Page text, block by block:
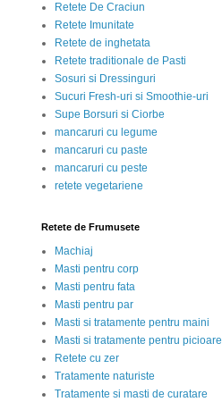
Retete De Craciun
Retete Imunitate
Retete de inghetata
Retete traditionale de Pasti
Sosuri si Dressinguri
Sucuri Fresh-uri si Smoothie-uri
Supe Borsuri si Ciorbe
mancaruri cu legume
mancaruri cu paste
mancaruri cu peste
retete vegetariene
Retete de Frumusete
Machiaj
Masti pentru corp
Masti pentru fata
Masti pentru par
Masti si tratamente pentru maini
Masti si tratamente pentru picioare
Retete cu zer
Tratamente naturiste
Tratamente si masti de curatare